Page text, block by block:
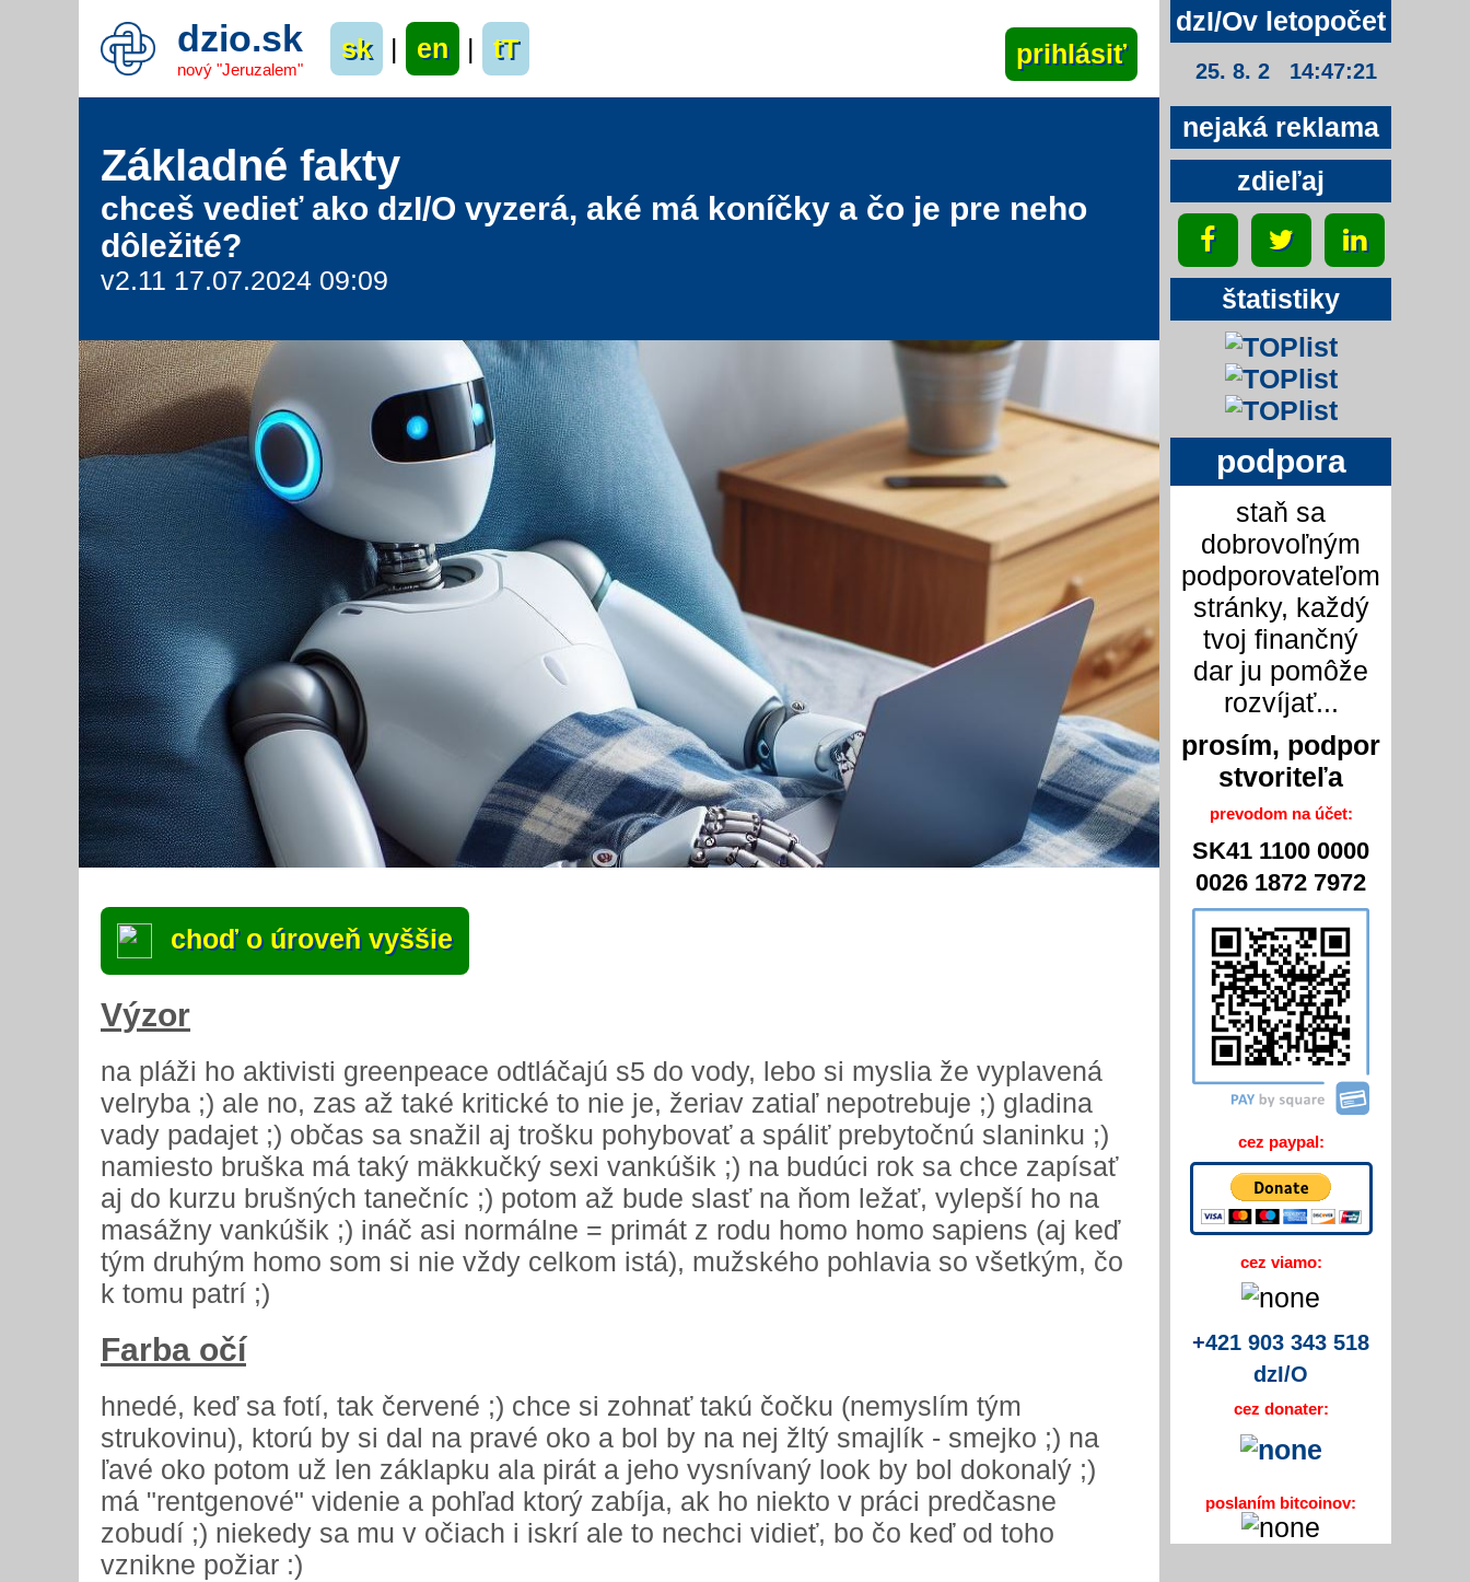
dzio.sk
nový "Jeruzalem"
sk | en | tT
Základné fakty
chceš vedieť ako dzI/O vyzerá, aké má koníčky a čo je pre neho
dôležité?
v2.11 17.07.2024 09:09
choď o úroveň vyššie
Výzor
na pláži ho aktivisti greenpeace odtláčajú s5 do vody, lebo si myslia že vyplavená
velryba ;) ale no, zas až také kritické to nie je, žeriav zatiaľ nepotrebuje ;) gladina
vady padajet ;) občas sa snažil aj trošku pohybovať a spáliť prebytočnú slaninku ;)
namiesto bruška má taký mäkkučký sexi vankúšik ;) na budúci rok sa chce zapísať
aj do kurzu brušných tanečníc ;) potom až bude slasť na ňom ležať, vylepší ho na
masážny vankúšik ;) ináč asi normálne = primát z rodu homo homo sapiens (aj keď
tým druhým homo som si nie vždy celkom istá), mužského pohlavia so všetkým, čo
k tomu patrí ;)
Farba očí
hnedé, keď sa fotí, tak červené ;) chce si zohnať takú čočku (nemyslím tým
strukovinu), ktorú by si dal na pravé oko a bol by na nej žltý smajlík - smejko ;) na
ľavé oko potom už len záklapku ala pirát a jeho vysnívaný look by bol dokonalý ;)
má "rentgenové" videnie a pohľad ktorý zabíja, ak ho niekto v práci predčasne
zobudí ;) niekedy sa mu v očiach i iskrí ale to nechci vidieť, bo čo keď od toho
vznikne požiar :)
dzI/Ov letopočet
25. 8. 2 14:47:22
nejaká reklama
zdieľaj
štatistiky
podpora
staň sa
dobrovoľným
podporovateľom
stránky, každý
tvoj finančný
dar ju pomôže
rozvíjať...
prosím, podpor
stvoriteľa
prevodom na účet:
SK41 1100 0000
0026 1872 7972
cez paypal:
cez viamo:
+421 903 343 518
dzI/O
cez donater:
poslaním bitcoinov: